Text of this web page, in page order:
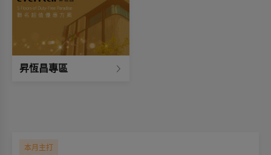
昇恆昌專區
本月主打